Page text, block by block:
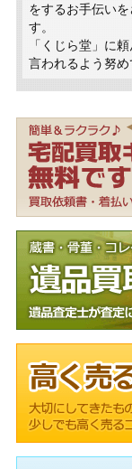
をするお手伝いを
す。
「くじら堂」に
言われるよう努め